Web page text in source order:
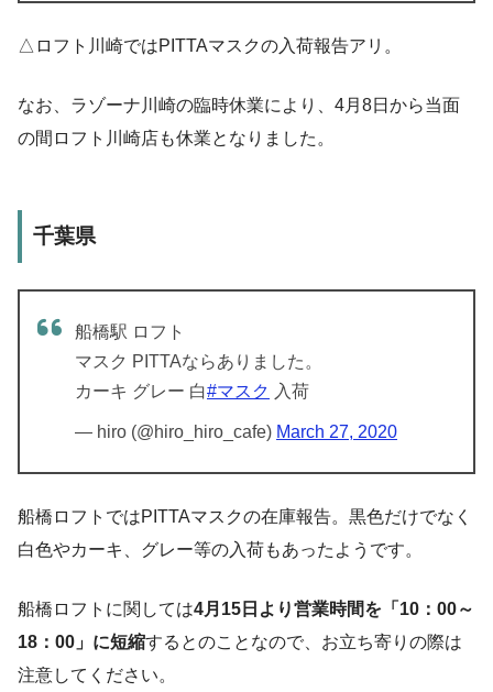
△ロフト川崎ではPITTAマスクの入荷報告アリ。
なお、ラゾーナ川崎の臨時休業により、4月8日から当面
の間ロフト川崎店も休業となりました。
千葉県
船橋駅 ロフト
マスク PITTAならありました。
カーキ グレー 白#マスク 入荷
— hiro (@hiro_hiro_cafe) March 27, 2020
船橋ロフトではPITTAマスクの在庫報告。黒色だけでなく
白色やカーキ、グレー等の入荷もあったようです。
船橋ロフトに関しては4月15日より営業時間を「10：00～
18：00」に短縮するとのことなので、お立ち寄りの際は
注意してください。